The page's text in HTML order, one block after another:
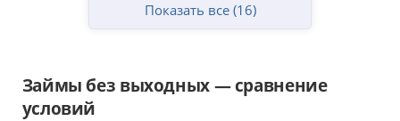
Показать все (16)
Займы без выходных — сравнение
условий